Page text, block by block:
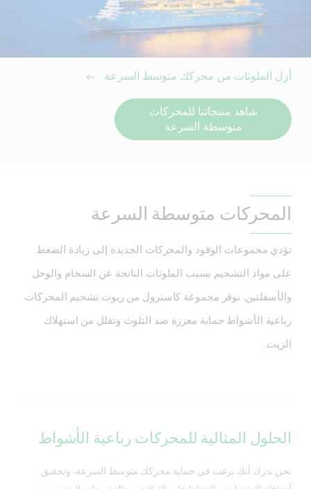
أزل الملوثات من محركك متوسط السرعة
شاهد منتجاتنا للمحركات
متوسطة السرعة
المحركات متوسطة السرعة
تؤدي مجموعات الوقود والمحركات الجديدة إلى زيادة الضغط
على مواد التشحيم بسبب الملوثات الناتجة عن السخام والوحل
والأسفلتين. توفر مجموعة كاسترول من زيوت تشحيم المحركات
رباعية الأشواط حماية معززة ضد التلوث وتقلل من استهلاك
الزيت.
الحلول المثالية للمحركات رباعية الأشواط
نحن ندرك أنك ترغب في حماية محركك متوسط السرعة، وتحقيق